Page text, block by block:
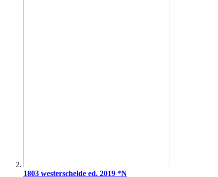
1803 westerschelde ed. 2019 *N